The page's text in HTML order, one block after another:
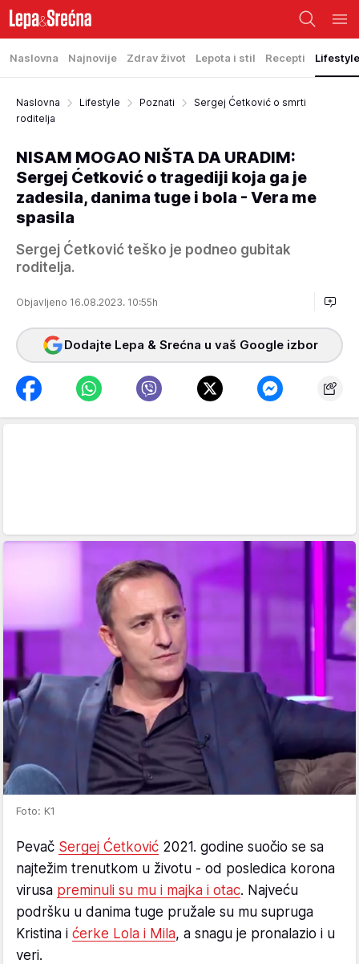
Naslovna Najnovije Zdrav život Lepota i stil Recepti Lifestyle
Naslovna Lifestyle Poznati
Sergej Ćetković o smrti
roditelja
NISAM MOGAO NIŠTA DA URADIM:
Sergej Ćetković o tragediji koja ga je
zadesila, danima tuge i bola - Vera me
spasila
Sergej Ćetković teško je podneo gubitak
roditelja.
Objavljeno 16.08.2023. 10:55h
Dodajte Lepa & Srećna u vaš Google izbor
Foto: K1
Pevač Sergej Ćetković 2021. godine suočio se sa
najtežim trenutkom u životu - od posledica korona
virusa preminuli su mu i majka i otac. Najveću
podršku u danima tuge pružale su mu supruga
Kristina i ćerke Lola i Mila, a snagu je pronalazio i u
veri.